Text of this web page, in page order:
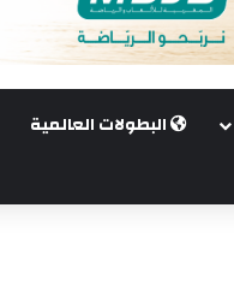
البطولات العالمية